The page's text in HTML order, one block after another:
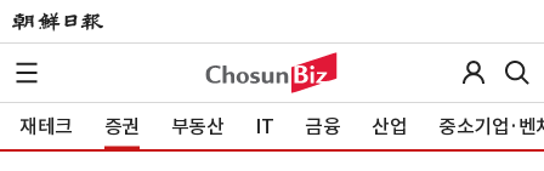
재테크 증권 부동산 IT 금융 산업 중소기업·벤